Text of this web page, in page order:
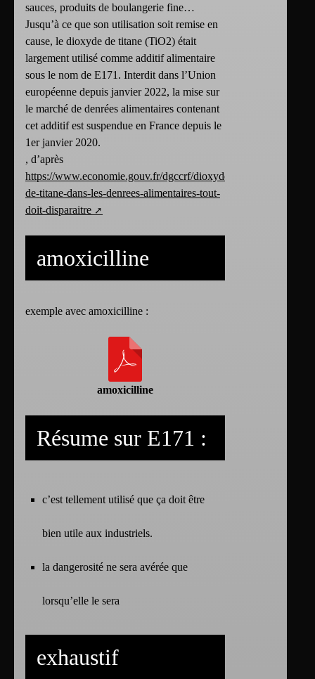
sauces, produits de boulangerie fine…
Jusqu’à ce que son utilisation soit remise en
cause, le dioxyde de titane (TiO2) était
largement utilisé comme additif alimentaire
sous le nom de E171. Interdit dans l’Union
européenne depuis janvier 2022, la mise sur
le marché de denrées alimentaires contenant
cet additif est suspendue en France depuis le
1er janvier 2020.
, d’après
https://www.economie.gouv.fr/dgccrf/dioxyde-
de-titane-dans-les-denrees-alimentaires-tout-
doit-disparaitre
amoxicilline
exemple avec amoxicilline :
amoxicilline
Résume sur E171 :
c’est tellement utilisé que ça doit être
bien utile aux industriels.
la dangerosité ne sera avérée que
lorsqu’elle le sera
exhaustif